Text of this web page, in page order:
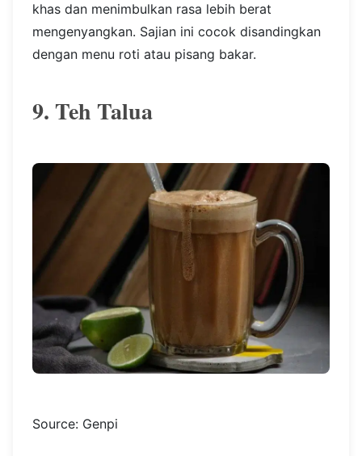
khas dan menimbulkan rasa lebih berat
mengenyangkan. Sajian ini cocok disandingkan
dengan menu roti atau pisang bakar.
9. Teh Talua
Source: Genpi